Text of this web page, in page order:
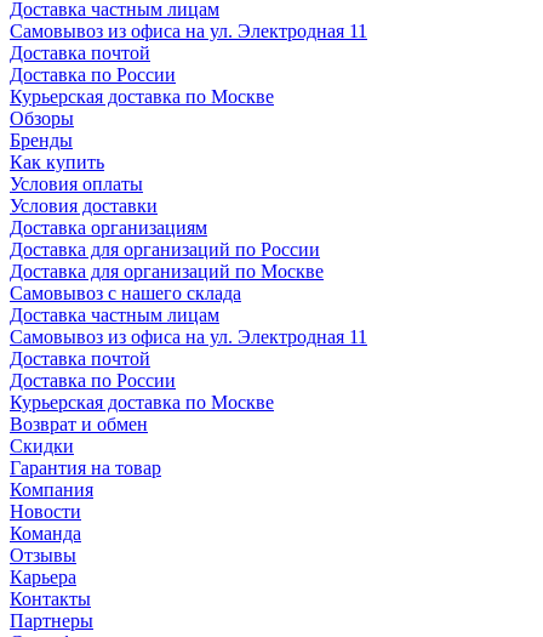
Доставка частным лицам
Самовывоз из офиса на ул. Электродная 11
Доставка почтой
Доставка по России
Курьерская доставка по Москве
Обзоры
Бренды
Как купить
Условия оплаты
Условия доставки
Доставка организациям
Доставка для организаций по России
Доставка для организаций по Москве
Самовывоз с нашего склада
Доставка частным лицам
Самовывоз из офиса на ул. Электродная 11
Доставка почтой
Доставка по России
Курьерская доставка по Москве
Возврат и обмен
Скидки
Гарантия на товар
Компания
Новости
Команда
Отзывы
Карьера
Контакты
Партнеры